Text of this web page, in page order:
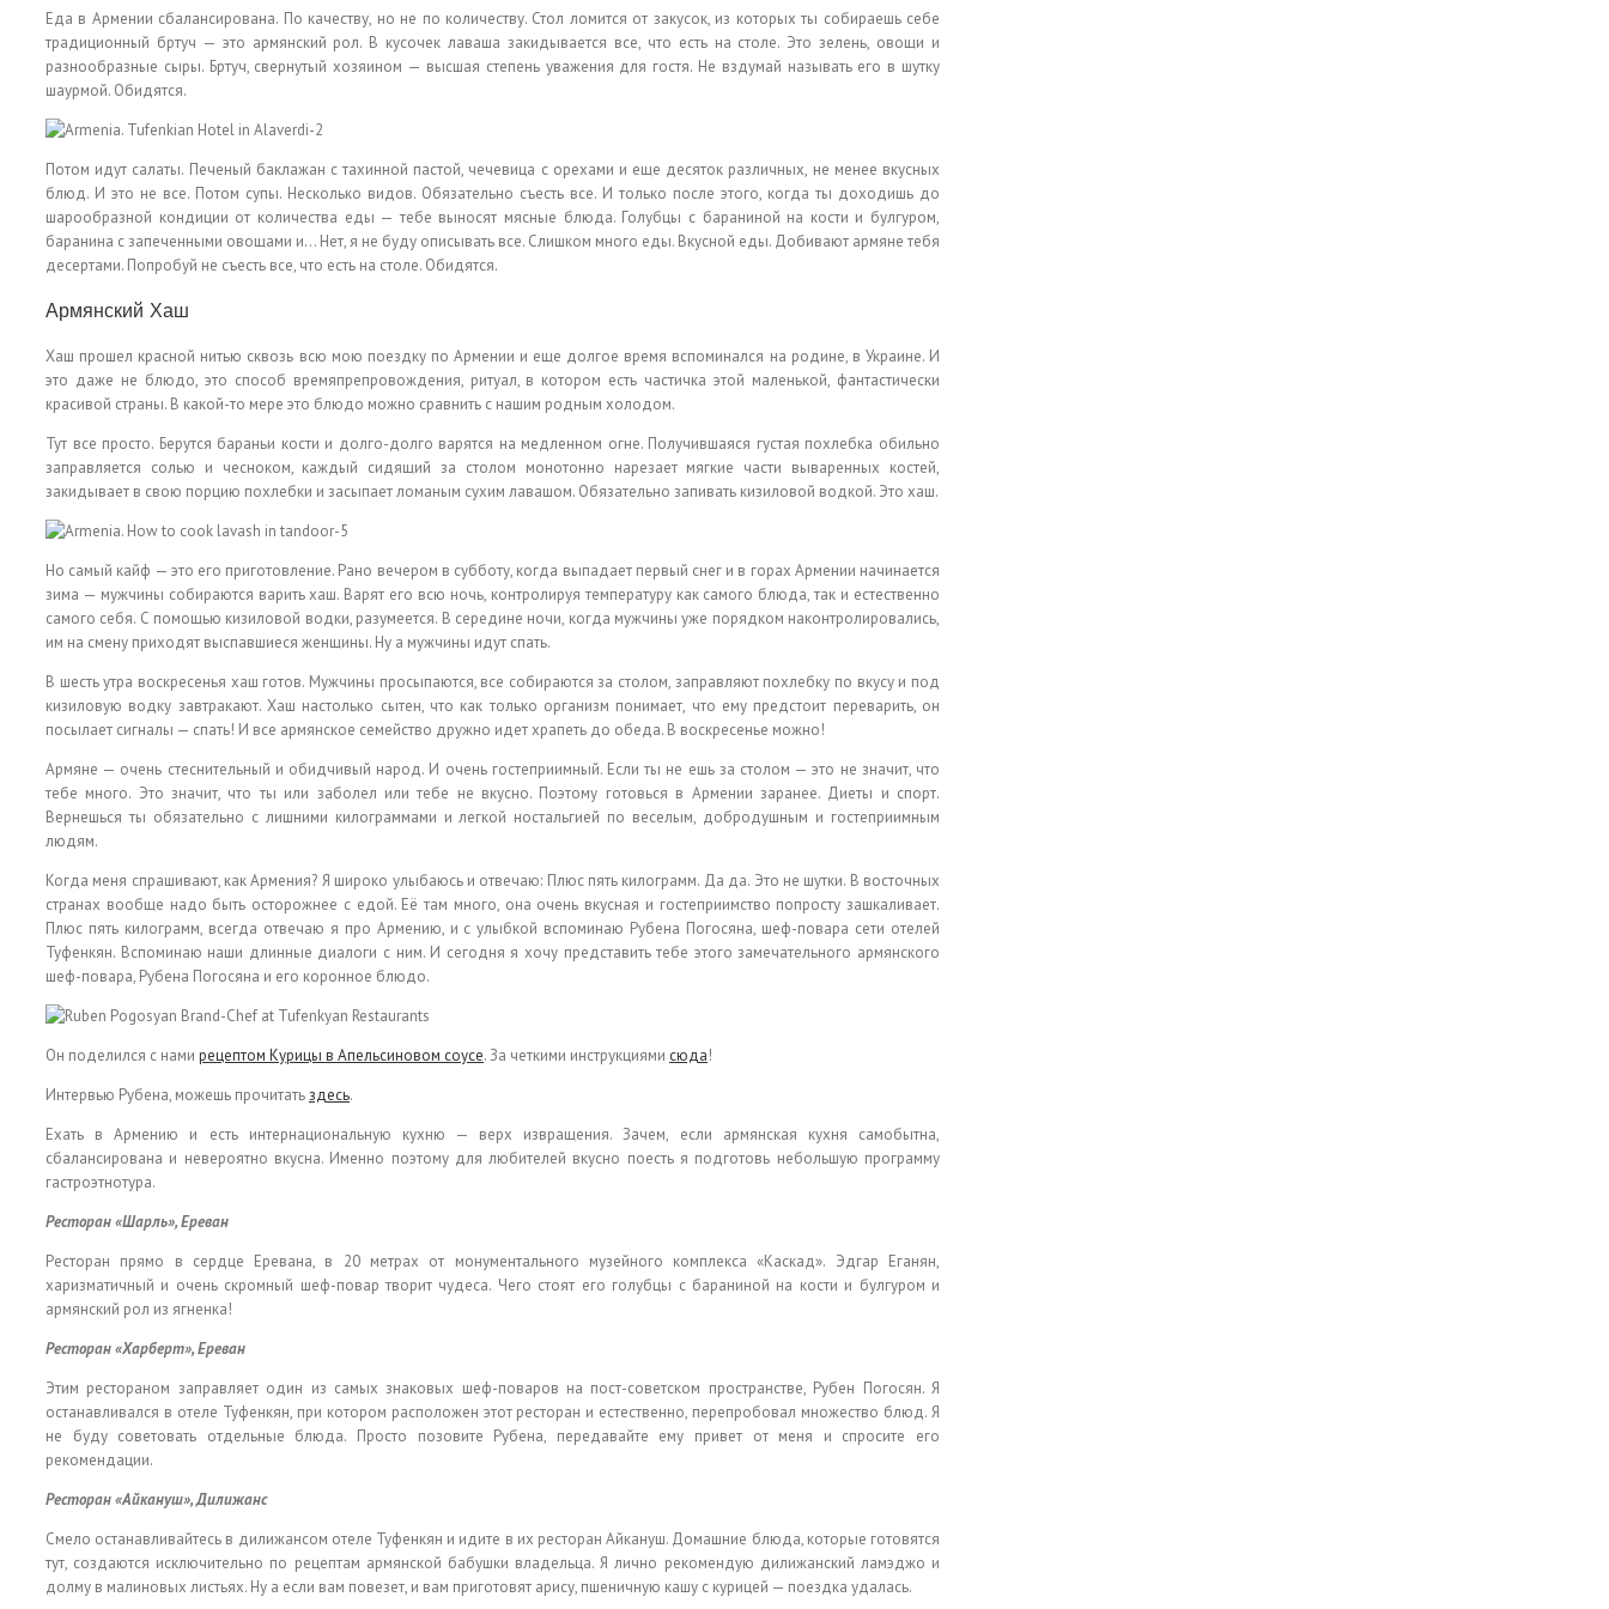
Еда в Армении сбалансирована. По качеству, но не по количеству. Стол ломится от закусок, из которых ты собираешь себе
традиционный бртуч — это армянский рол. В кусочек лаваша закидывается все, что есть на столе. Это зелень, овощи и
разнообразные сыры. Бртуч, свернутый хозяином — высшая степень уважения для гостя. Не вздумай называть его в шутку
шаурмой. Обидятся.
Потом идут салаты. Печеный баклажан с тахинной пастой, чечевица с орехами и еще десяток различных, не менее вкусных
блюд. И это не все. Потом супы. Несколько видов. Обязательно съесть все. И только после этого, когда ты доходишь до
шарообразной кондиции от количества еды — тебе выносят мясные блюда. Голубцы с бараниной на кости и булгуром,
баранина с запеченными овощами и… Нет, я не буду описывать все. Слишком много еды. Вкусной еды. Добивают армяне тебя
десертами. Попробуй не съесть все, что есть на столе. Обидятся.
Армянский Хаш
Хаш прошел красной нитью сквозь всю мою поездку по Армении и еще долгое время вспоминался на родине, в Украине. И
это даже не блюдо, это способ времяпрепровождения, ритуал, в котором есть частичка этой маленькой, фантастически
красивой страны. В какой-то мере это блюдо можно сравнить с нашим родным холодом.
Тут все просто. Берутся бараньи кости и долго-долго варятся на медленном огне. Получившаяся густая похлебка обильно
заправляется солью и чесноком, каждый сидящий за столом монотонно нарезает мягкие части вываренных костей,
закидывает в свою порцию похлебки и засыпает ломаным сухим лавашом. Обязательно запивать кизиловой водкой. Это хаш.
Но самый кайф — это его приготовление. Рано вечером в субботу, когда выпадает первый снег и в горах Армении начинается
зима — мужчины собираются варить хаш. Варят его всю ночь, контролируя температуру как самого блюда, так и естественно
самого себя. С помощью кизиловой водки, разумеется. В середине ночи, когда мужчины уже порядком наконтролировались,
им на смену приходят выспавшиеся женщины. Ну а мужчины идут спать.
В шесть утра воскресенья хаш готов. Мужчины просыпаются, все собираются за столом, заправляют похлебку по вкусу и под
кизиловую водку завтракают. Хаш настолько сытен, что как только организм понимает, что ему предстоит переварить, он
посылает сигналы — спать! И все армянское семейство дружно идет храпеть до обеда. В воскресенье можно!
Армяне — очень стеснительный и обидчивый народ. И очень гостеприимный. Если ты не ешь за столом — это не значит, что
тебе много. Это значит, что ты или заболел или тебе не вкусно. Поэтому готовься в Армении заранее. Диеты и спорт.
Вернешься ты обязательно с лишними килограммами и легкой ностальгией по веселым, добродушным и гостеприимным
людям.
Когда меня спрашивают, как Армения? Я широко улыбаюсь и отвечаю: Плюс пять килограмм. Да да. Это не шутки. В восточных
странах вообще надо быть осторожнее с едой. Её там много, она очень вкусная и гостеприимство попросту зашкаливает.
Плюс пять килограмм, всегда отвечаю я про Армению, и с улыбкой вспоминаю Рубена Погосяна, шеф-повара сети отелей
Туфенкян. Вспоминаю наши длинные диалоги с ним. И сегодня я хочу представить тебе этого замечательного армянского
шеф-повара, Рубена Погосяна и его коронное блюдо.
Он поделился с нами рецептом Курицы в Апельсиновом соусе. За четкими инструкциями сюда!
Интервью Рубена, можешь прочитатьздесь.
Ехать в Армению и есть интернациональную кухню — верх извращения. Зачем, если армянская кухня самобытна,
сбалансирована и невероятно вкусна. Именно поэтому для любителей вкусно поесть я подготовь небольшую программу
гастроэтнотура.
Ресторан «Шарль», Ереван
Ресторан прямо в сердце Еревана, в 20 метрах от монументального музейного комплекса «Каскад». Эдгар Еганян,
харизматичный и очень скромный шеф-повар творит чудеса. Чего стоят его голубцы с бараниной на кости и булгуром и
армянский рол из ягненка!
Ресторан «Харберт», Ереван
Этим рестораном заправляет один из самых знаковых шеф-поваров на пост-советском пространстве, Рубен Погосян. Я
останавливался в отеле Туфенкян, при котором расположен этот ресторан и естественно, перепробовал множество блюд. Я
не буду советовать отдельные блюда. Просто позовите Рубена, передавайте ему привет от меня и спросите его
рекомендации.
Ресторан «Айкануш», Дилижанс
Смело останавливайтесь в дилижансом отеле Туфенкян и идите в их ресторан Айкануш. Домашние блюда, которые готовятся
тут, создаются исключительно по рецептам армянской бабушки владельца. Я лично рекомендую дилижанский ламэджо и
долму в малиновых листьях. Ну а если вам повезет, и вам приготовят арису, пшеничную кашу с курицей — поездка удалась.